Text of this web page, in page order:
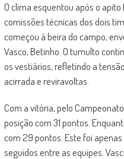
O clima esquentou após o
comissões técnicas dos dois
começou à beira do campo,
Vasco, Betinho. O tumulto
os vestiários, refletindo a
acirrada e reviravoltas.
Com a vitória, pelo
posição com 31 pontos.
com 29 pontos. Este foi
seguidos entre as equipes.